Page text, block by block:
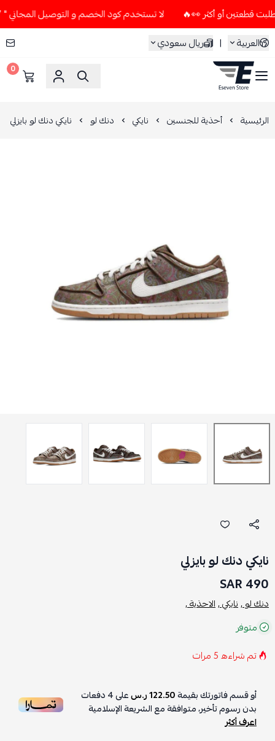
لا تستخدم كود الخصم و التوصيل المجاني " N7 " إلا إذا طلبت قطعتين أو أكثر 👀🔥
العربية
| ريال سعودي
ESEVEN STORE
0
الرئيسية أحذية للجنسين نايكي دنك لو نايكي دنك لو بايزلي
نايكي دنك لو بايزلي
490 SAR
دنك لو ,نايكي ,الاحذية ,
متوفر
تم شراءه5مرات
أو قسم فاتورتك بقيمة122.50 ر.س على4دفعات
بدون رسوم تأخير، متوافقة مع الشريعة الإسلامية
اعرف أكثر